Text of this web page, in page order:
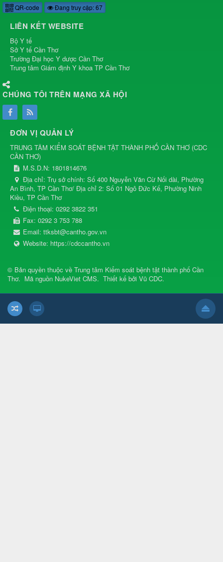
QR-code Đang truy cập: 67
LIÊN KẾT WEBSITE
Bộ Y tế
Sở Y tế Cần Thơ
Trường Đại học Y dược Cần Thơ
Trung tâm Giám định Y khoa TP Cần Thơ
CHÚNG TÔI TRÊN MẠNG XÃ HỘI
ĐƠN VỊ QUẢN LÝ
TRUNG TÂM KIỂM SOÁT BỆNH TẬT THÀNH PHỐ CẦN THƠ (CDC
CẦN THƠ)
M.S.D.N: 1801814676
Địa chỉ: Trụ sở chính: Số 400 Nguyễn Văn Cừ Nối dài, Phường
An Bình, TP Cần Thơ/ Địa chỉ 2: Số 01 Ngô Đức Kế, Phường Ninh
Kiều, TP Cần Thơ
Điện thoại: 0292 3822 351
Fax: 0292 3 753 788
Email: ttksbt@cantho.gov.vn
Website: https://cdccantho.vn
© Bản quyền thuộc về Trung tâm Kiểm soát bệnh tật thành phố Cần
Thơ. Mã nguồn NukeViet CMS. Thiết kế bởi Vũ CDC.